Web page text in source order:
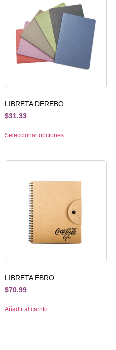
LIBRETA DEREBO
$31.33
Seleccionar opciones
LIBRETA EBRO
$70.99
Añadir al carrito